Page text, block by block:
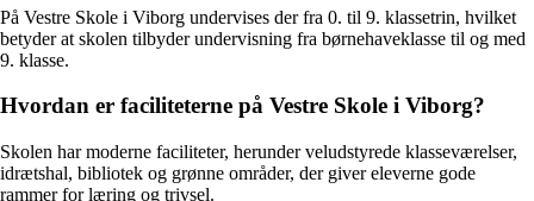
På Vestre Skole i Viborg undervises der fra 0. til 9. klassetrin, hvilket
betyder at skolen tilbyder undervisning fra børnehaveklasse til og med
9. klasse.
Hvordan er faciliteterne på Vestre Skole i Viborg?
Skolen har moderne faciliteter, herunder veludstyrede klasseværelser,
idrætshal, bibliotek og grønne områder, der giver eleverne gode
rammer for læring og trivsel.